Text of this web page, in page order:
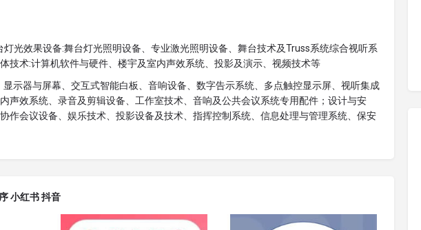
灯光效果设备:舞台灯光照明设备、专业激光照明设备、舞台技术及Truss系统综合视听系
技术:计算机软件与硬件、楼宇及室内声效系统、投影及演示、视频技术等
显示器与屏幕、交互式智能白板、音响设备、数字告示系统、多点触控显示屏、视听集成
声效系统、录音及剪辑设备、工作室技术、音响及公共会议系统专用配件；设计与安
作会议设备、娱乐技术、投影设备及技术、指挥控制系统、信息处理与管理系统、保安
小红书 抖音